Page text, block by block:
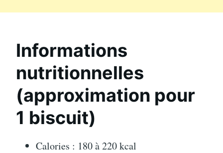
Informations
nutritionnelles
(approximation pour
1 biscuit)
Calories : 180 à 220 kcal